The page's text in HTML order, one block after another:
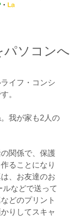
パソコンへ
イフ・コンシ
。
我が家も2人の
関係で、保護
ることになり
、お友達のお
などで送って
どのプリント
りしてスキャ